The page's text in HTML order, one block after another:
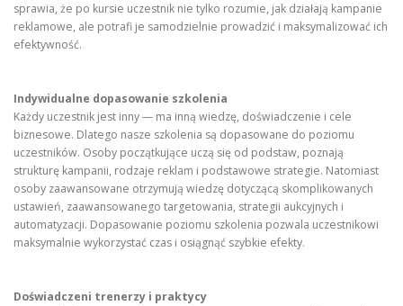
sprawia, że po kursie uczestnik nie tylko rozumie, jak działają kampanie
reklamowe, ale potrafi je samodzielnie prowadzić i maksymalizować ich
efektywność.
Indywidualne dopasowanie szkolenia
Każdy uczestnik jest inny — ma inną wiedzę, doświadczenie i cele
biznesowe. Dlatego nasze szkolenia są dopasowane do poziomu
uczestników. Osoby początkujące uczą się od podstaw, poznają
strukturę kampanii, rodzaje reklam i podstawowe strategie. Natomiast
osoby zaawansowane otrzymują wiedzę dotyczącą skomplikowanych
ustawień, zaawansowanego targetowania, strategii aukcyjnych i
automatyzacji. Dopasowanie poziomu szkolenia pozwala uczestnikowi
maksymalnie wykorzystać czas i osiągnąć szybkie efekty.
Doświadczeni trenerzy i praktycy